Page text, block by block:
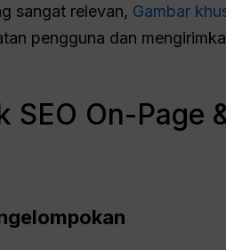
sangat relevan, Gambar
pengguna dan
SEO On-Page